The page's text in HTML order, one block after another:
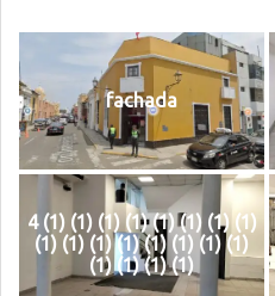
fachada
4 (1) (1) (1) (1) (1) (1) (1) (1)
(1) (1) (1) (1) (1) (1) (1) (1)
(1) (1) (1) (1)